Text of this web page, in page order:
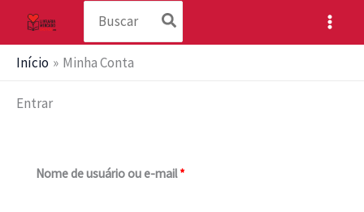
Início Minha Conta
Entrar
Nome de usuário ou e-mail*Obrigatório